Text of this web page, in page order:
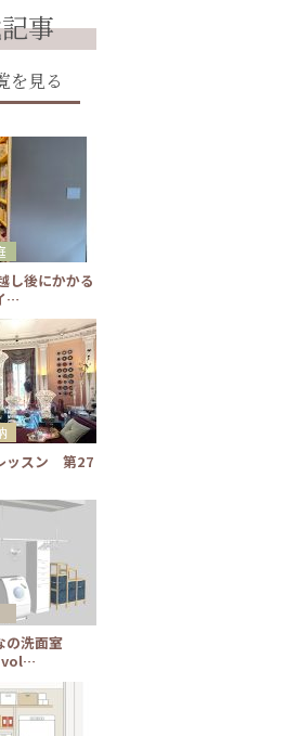
事
を見る
後にかかる
…
ッスン 第27
の洗面室
vol…